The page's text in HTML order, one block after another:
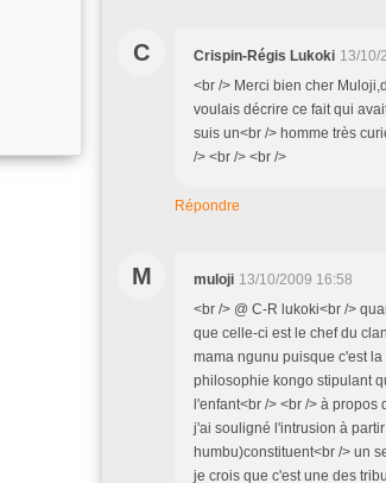
C Crispin-Régis Lukoki 13/10/
<br /> Merci bien cher
voulais décrire ce fait qui
suis un<br /> homme très
/> <br /> <br />
Répondre
M muloji 13/10/2009 16:58
<br /> @ C-R lukoki<br />
que celle-ci est le chef du
mama ngunu puisque c'est
philosophie kongo stipulant
l'enfant<br /> <br /> à
j'ai souligné l'intrusion à
humbu)constituent<br /> un
je crois que c'est une des